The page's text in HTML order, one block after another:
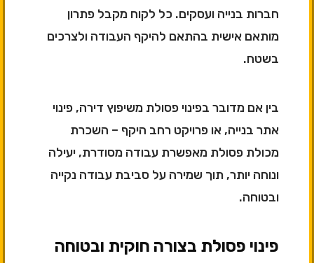
חברות בנייה ועסקים. כל לקוח מקבל פתרון
מותאם אישית בהתאם להיקף העבודה ולצרכים
בשטח.
בין אם מדובר בפינוי פסולת משיפוץ דירה, פינוי
אתר בנייה, או פרויקט רחב היקף – השכרת
מכולת פסולת מאפשרת עבודה מסודרת, יעילה
ונוחה יותר, תוך שמירה על סביבת עבודה נקייה
ובטוחה.
פינוי פסולת בצורה חוקית ובטוחה